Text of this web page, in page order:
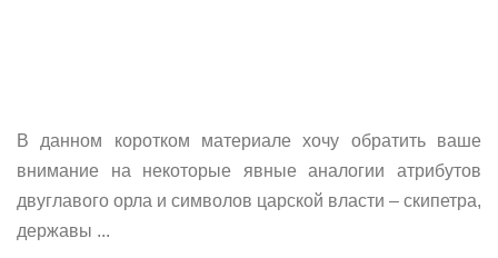
В данном коротком материале хочу обратить ваше
внимание на некоторые явные аналогии атрибутов
двуглавого орла и символов царской власти – скипетра,
державы ...